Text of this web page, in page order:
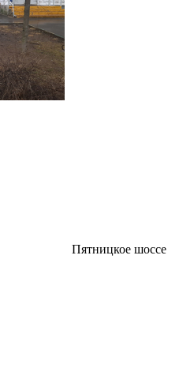
Пятницкое шоссе